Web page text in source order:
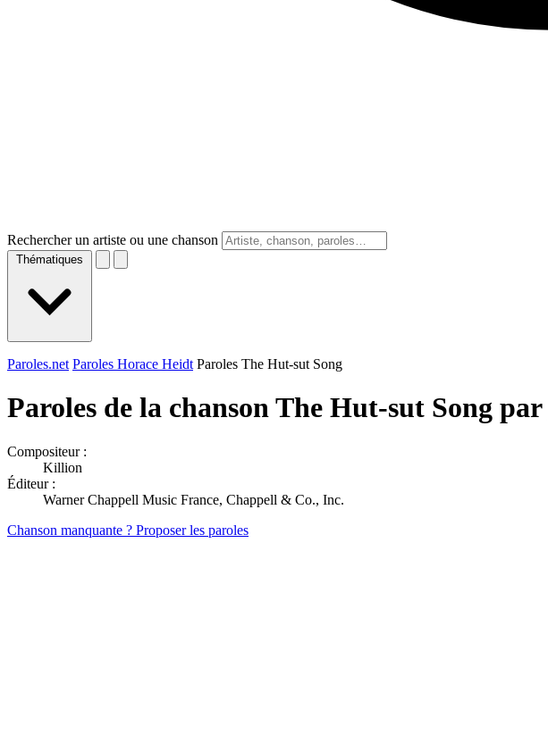
Rechercher un artiste ou une chanson
Thématiques
Paroles.net Paroles Horace Heidt Paroles The Hut-sut Song
Paroles de la chanson The Hut-sut Song par
Compositeur :
Killion
Éditeur :
Warner Chappell Music France, Chappell & Co., Inc.
Chanson manquante ? Proposer les paroles